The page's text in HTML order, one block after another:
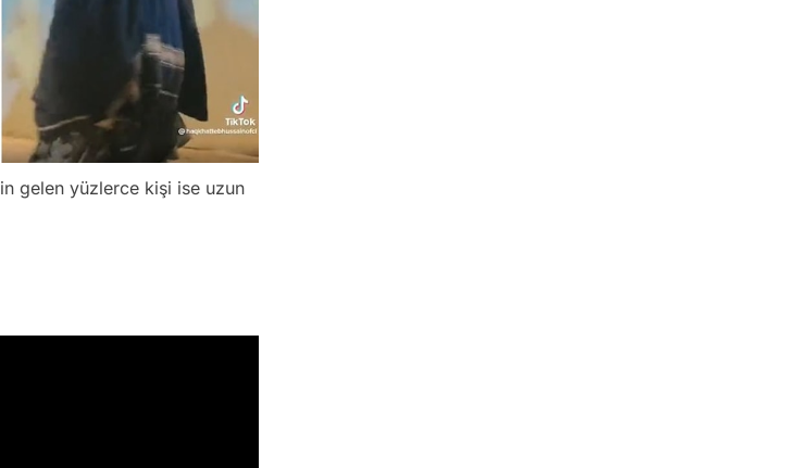
gelen yüzlerce kişi ise uzun